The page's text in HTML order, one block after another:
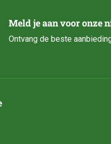
Meld je aan voor onze
Ontvang de beste